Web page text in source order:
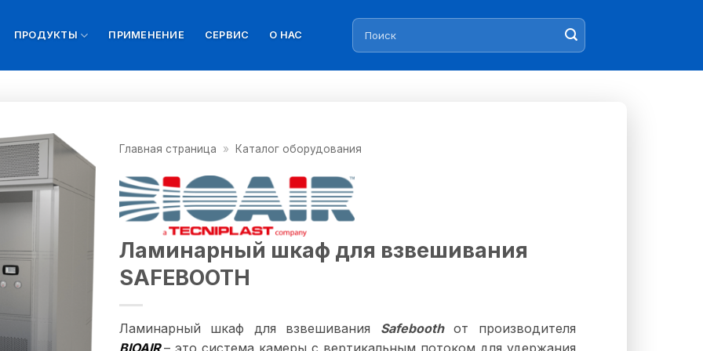
ПРОДУКТЫ ПРИМЕНЕНИЕ СЕРВИС О НАС
Искать:
Главная страница » Каталог оборудования
Ламинарный шкаф для взвешивания
SAFEBOOTH
Ламинарный шкаф для взвешивания Safeboothот производителя
BIOAIR– это система камеры с вертикальным потоком для удержания